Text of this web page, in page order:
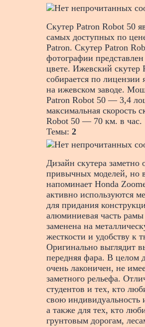
Скутер Patron Robot 50
самых доступных по
Patron. Скутер Patron
фотографии
цвете. Ижевский скутер
собирается по лицензии
на ижевском заводе.
Patron Robot 50 — 3,4
максимальная скорость
Robot 50 — 70 км. в час.
Темы: 2
Дизайн скутера заметно
привычных моделей, но
напоминает Honda
активно используются
для придания
алюминиевая часть рамы
заменена на
жесткости и удобству к
Оригинально выглядит
передняя фара. В целом
очень лаконичен, не
заметного рельефа.
студентов и тех, кто
свою индивидуальность
а также для тех, кто
грунтовым дорогам,